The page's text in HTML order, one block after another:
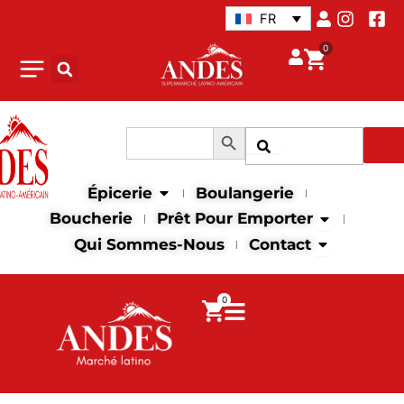
FR
0
Search
Search Button
Épicerie Open Épicerie
Boulangerie
Boucherie
Prêt Pour Emporter Open Prêt
Qui Sommes-Nous Contact Open
0